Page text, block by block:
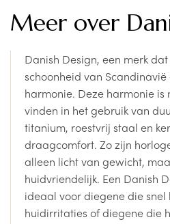
Meer over
Danish Design, een merk
schoonheid van
harmonie. Deze harmonie
vinden in het gebruik van
titanium, roestvrij staal en
draagcomfort. Zo zijn
alleen licht van gewicht,
huidvriendelijk. Een Danish
ideaal voor diegene die snel
huidirritaties of diegene die